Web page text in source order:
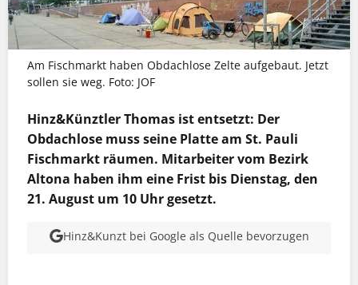
Am Fischmarkt haben Obdachlose Zelte aufgebaut. Jetzt
sollen sie weg. Foto: JOF
Hinz&Künztler Thomas ist entsetzt: Der
Obdachlose muss seine Platte am St. Pauli
Fischmarkt räumen. Mitarbeiter vom Bezirk
Altona haben ihm eine Frist bis Dienstag, den
21. August um 10 Uhr gesetzt.
Hinz&Kunzt bei Google als Quelle bevorzugen